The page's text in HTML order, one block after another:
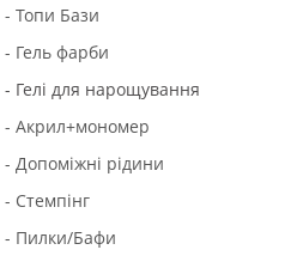
- Топи Бази
- Гель фарби
- Гелі для нарощування
- Акрил+мономер
- Допоміжні рідини
- Стемпінг
- Пилки/Бафи